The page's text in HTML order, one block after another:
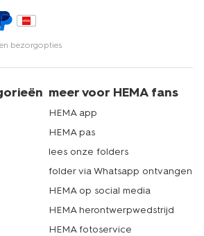
bezorgopties
meer voor HEMA fans
HEMA app
HEMA pas
lees onze folders
folder via Whatsapp ontvangen
HEMA op social media
HEMA herontwerpwedstrijd
HEMA fotoservice